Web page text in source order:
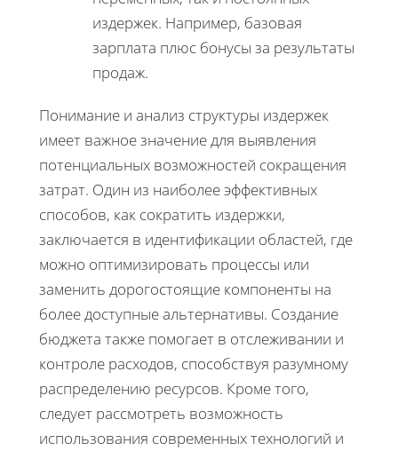
издержек. Например, базовая
зарплата плюс бонусы за результаты
продаж.
Понимание и анализ структуры издержек
имеет важное значение для выявления
потенциальных возможностей сокращения
затрат. Один из наиболее эффективных
способов, как сократить издержки,
заключается в идентификации областей, где
можно оптимизировать процессы или
заменить дорогостоящие компоненты на
более доступные альтернативы. Создание
бюджета также помогает в отслеживании и
контроле расходов, способствуя разумному
распределению ресурсов. Кроме того,
следует рассмотреть возможность
использования современных технологий и